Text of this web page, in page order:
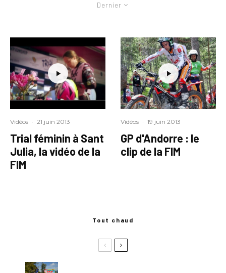
Dernier
Vidéos · 21 juin 2013
Trial féminin à Sant
Julia, la vidéo de la
FIM
Vidéos · 19 juin 2013
GP d'Andorre : le
clip de la FIM
Tout chaud